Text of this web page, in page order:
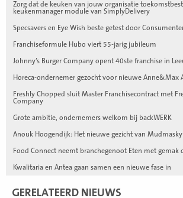
Zorg dat de keuken van jouw organisatie
keukenmanager module van SimplyDelivery
Specsavers en Eye Wish beste getest door
Franchiseformule Hubo viert 55-jarig jubileum
Johnny’s Burger Company opent 40ste franchise in
Horeca-ondernemer gezocht voor nieuwe Anne&Max
Freshly Chopped sluit Master Franchisecontract met
Company
Grote ambitie, ondernemers welkom bij backWERK
Anouk Hoogendijk: Het nieuwe gezicht van
Food Connect neemt branchegenoot Eten met gemak
Kwalitaria en Antea gaan samen een nieuwe fase in
GERELATEERD NIEUWS